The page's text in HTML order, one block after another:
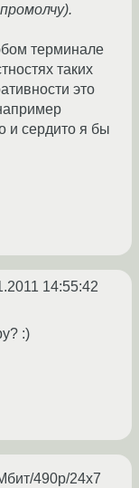
терминале
таких
это
и сердито я бы
14:55:42
:)
490р/24х7